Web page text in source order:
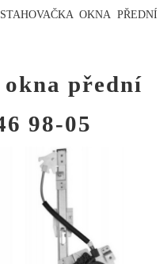
OKNA PŘEDNÍ
přední
98-05